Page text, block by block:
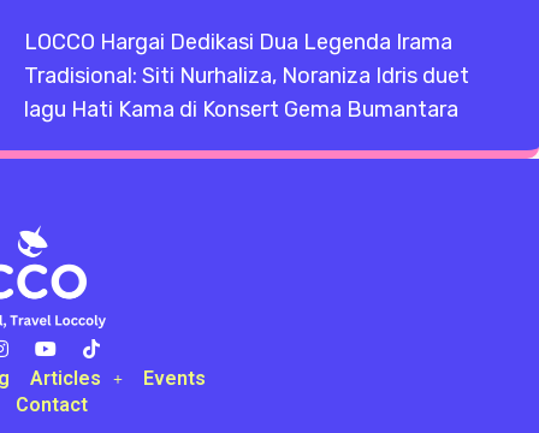
LOCCO Hargai Dedikasi Dua Legenda Irama
Tradisional: Siti Nurhaliza, Noraniza Idris duet
lagu Hati Kama di Konsert Gema Bumantara
Articles
Events
Contact